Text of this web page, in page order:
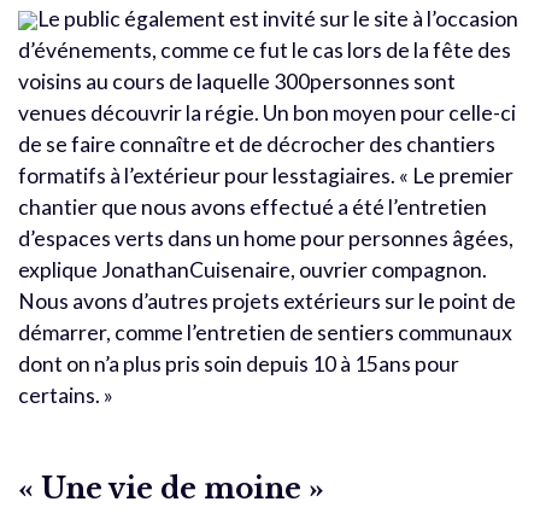
Le public également est invité sur le site à l’occasion
d’événements, comme ce fut le cas lors de la fête des
voisins au cours de laquelle 300personnes sont
venues découvrir la régie. Un bon moyen pour celle-ci
de se faire connaître et de décrocher des chantiers
formatifs à l’extérieur pour lesstagiaires. « Le premier
chantier que nous avons effectué a été l’entretien
d’espaces verts dans un home pour personnes âgées,
explique JonathanCuisenaire, ouvrier compagnon.
Nous avons d’autres projets extérieurs sur le point de
démarrer, comme l’entretien de sentiers communaux
dont on n’a plus pris soin depuis 10 à 15ans pour
certains. »
« Une vie de moine »